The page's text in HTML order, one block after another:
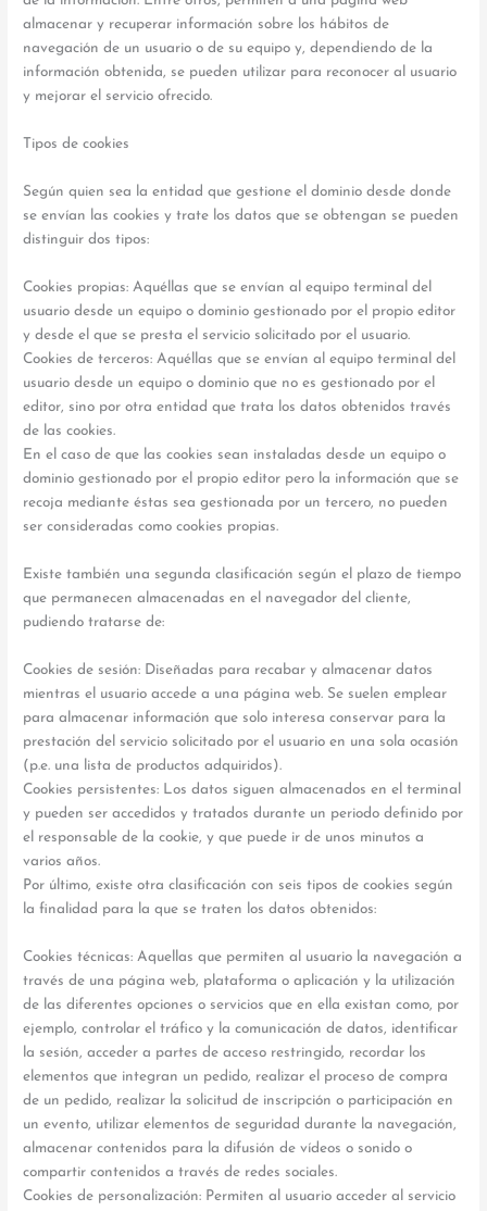
almacenar y recuperar información sobre los hábitos de
navegación de un usuario o de su equipo y, dependiendo de la
información obtenida, se pueden utilizar para reconocer al usuario
y mejorar el servicio ofrecido.
Tipos de cookies
Según quien sea la entidad que gestione el dominio desde donde
se envían las cookies y trate los datos que se obtengan se pueden
distinguir dos tipos:
Cookies propias: Aquéllas que se envían al equipo terminal del
usuario desde un equipo o dominio gestionado por el propio editor
y desde el que se presta el servicio solicitado por el usuario.
Cookies de terceros: Aquéllas que se envían al equipo terminal del
usuario desde un equipo o dominio que no es gestionado por el
editor, sino por otra entidad que trata los datos obtenidos través
de las cookies.
En el caso de que las cookies sean instaladas desde un equipo o
dominio gestionado por el propio editor pero la información que se
recoja mediante éstas sea gestionada por un tercero, no pueden
ser consideradas como cookies propias.
Existe también una segunda clasificación según el plazo de tiempo
que permanecen almacenadas en el navegador del cliente,
pudiendo tratarse de:
Cookies de sesión: Diseñadas para recabar y almacenar datos
mientras el usuario accede a una página web. Se suelen emplear
para almacenar información que solo interesa conservar para la
prestación del servicio solicitado por el usuario en una sola ocasión
(p.e. una lista de productos adquiridos).
Cookies persistentes: Los datos siguen almacenados en el terminal
y pueden ser accedidos y tratados durante un periodo definido por
el responsable de la cookie, y que puede ir de unos minutos a
varios años.
Por último, existe otra clasificación con seis tipos de cookies según
la finalidad para la que se traten los datos obtenidos:
Cookies técnicas: Aquellas que permiten al usuario la navegación a
través de una página web, plataforma o aplicación y la utilización
de las diferentes opciones o servicios que en ella existan como, por
ejemplo, controlar el tráfico y la comunicación de datos, identificar
la sesión, acceder a partes de acceso restringido, recordar los
elementos que integran un pedido, realizar el proceso de compra
de un pedido, realizar la solicitud de inscripción o participación en
un evento, utilizar elementos de seguridad durante la navegación,
almacenar contenidos para la difusión de vídeos o sonido o
compartir contenidos a través de redes sociales.
Cookies de personalización: Permiten al usuario acceder al servicio